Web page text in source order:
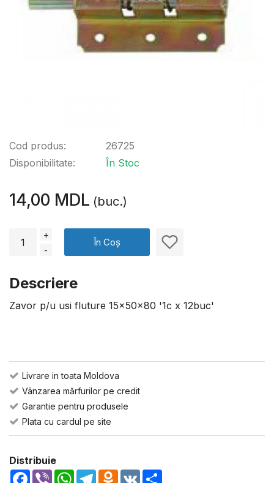
Cod produs:
Disponibilitate:
26725
În Stoc
14,00 MDL (buc.)
+
-
În Coș
Descriere
Zavor p/u usi fluture 15x50x80 '1c x 12buc'
Livrare in toata Moldova
Vânzarea mărfurilor pe credit
Garantie pentru produsele
Plata cu cardul pe site
Distribuie
Facebook
Viber WhatsApp
TelegramOdnoklassniki
VK